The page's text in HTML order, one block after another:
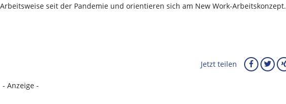
seit der Pandemie und orientieren sich am New Work-Arbeitskonzept.
Jetzt teilen
- Anzeige -